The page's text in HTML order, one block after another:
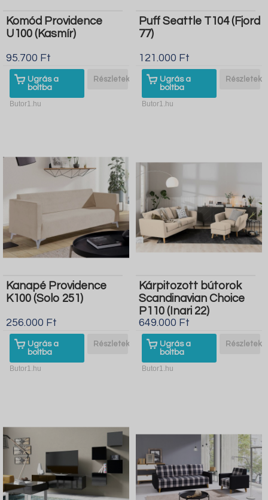
Komód Providence
U100 (Kasmír)
95.700 Ft
Ugrás a
boltba
Részletek
Butor1.hu
Puff Seattle T104 (Fjord
77)
121.000 Ft
Ugrás a
boltba
Részletek
Butor1.hu
Kanapé Providence
K100 (Solo 251)
256.000 Ft
Ugrás a
boltba
Részletek
Butor1.hu
Kárpitozott bútorok
Scandinavian Choice
P110 (Inari 22)
649.000 Ft
Ugrás a
boltba
Részletek
Butor1.hu